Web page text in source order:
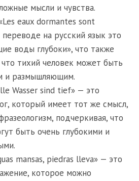
мысли и чувства.
eaux dormantes sont
на русский язык это
воды глубоки», что также
тихий человек может быть
и размышляющим.
Wasser sind tief» — это
который имеет тот же смысл,
подчеркивая, что
быть очень глубокими и
mansas, piedras lleva» — это
которое можно